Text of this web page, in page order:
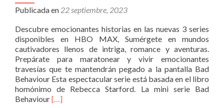
Publicada en 22 septiembre, 2023
Descubre emocionantes historias en las nuevas 3 series
disponibles en HBO MAX, Sumérgete en mundos
cautivadores llenos de intriga, romance y aventuras.
Prepárate para maratonear y vivir emocionantes
travesías que te mantendrán pegado a la pantalla Bad
Behaviour Esta espectacular serie está basada en el libro
homónimo de Rebecca Starford. La mini serie Bad
BehaviourLeer
[…]